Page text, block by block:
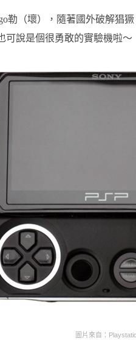
勒（壞），隨著國外破解猖
可說是個很勇敢的實驗機啦～
圖片來自：